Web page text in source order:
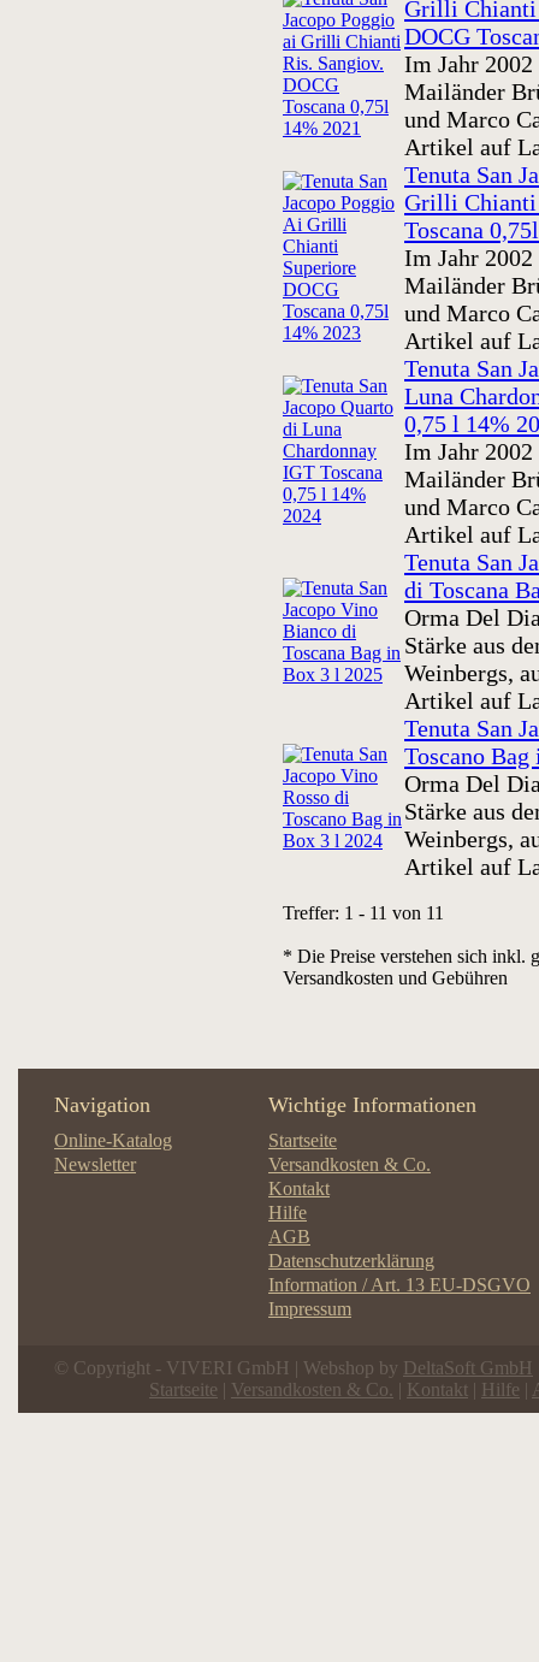
Grilli Chianti
DOCG
Im Jahr
Mailänder
und Marco
Artikel auf
Tenuta San
Grilli Chianti
Toscana
Im Jahr
Mailänder
und Marco
Artikel auf
Tenuta San
Luna
0,75 l 14%
Im Jahr
Mailänder
und Marco
Artikel auf
Tenuta San
di Toscana
Orma Del
Stärke aus
Weinbergs,
Artikel auf
Tenuta San
Toscano
Orma Del
Stärke aus
Weinbergs,
Artikel auf
Treffer: 1 - 11 von 11
* Die Preise verstehen sich inkl.
Versandkosten und Gebühren
Navigation
Online-Katalog
Newsletter
Wichtige Informationen
Startseite
Versandkosten & Co.
Kontakt
Hilfe
AGB
Datenschutzerklärung
Information / Art. 13 EU-DSGVO
Impressum
© Copyright - VIVERI GmbH | Webshop by DeltaSoft GmbH
Startseite | Versandkosten & Co. | Kontakt | Hilfe |